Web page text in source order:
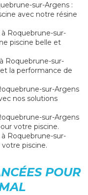
sur-Argens :
avec notre résine
Roquebrune-sur-
piscine belle et
Roquebrune-sur-
la performance de
sur-Argens
nos solutions
sur-Argens
votre piscine.
Roquebrune-sur-
piscine.
POUR